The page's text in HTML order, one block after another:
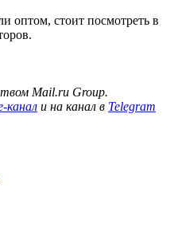
оптом, стоит посмотреть в
Mail.ru Group.
канал и на канал в Telegram